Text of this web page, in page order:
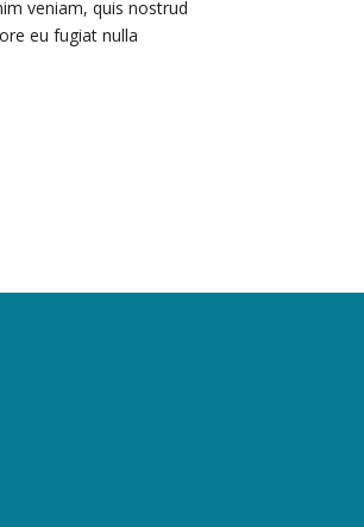
veniam, quis nostrud
eu fugiat nulla